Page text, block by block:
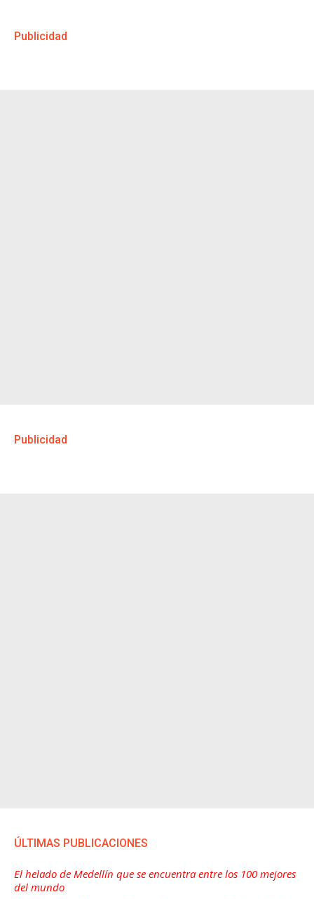
Publicidad
Publicidad
ÚLTIMAS PUBLICACIONES
El helado de Medellín que se encuentra entre los 100 mejores
del mundo